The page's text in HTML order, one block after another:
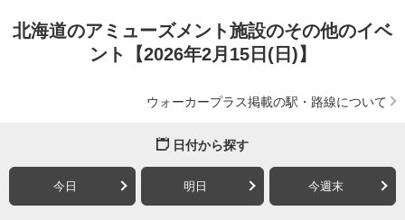
北海道のアミューズメント施設のその他のイベ
ント【2026年2月15日(日)】
ウォーカープラス掲載の駅・路線について
日付から探す
今日 明日 今週末